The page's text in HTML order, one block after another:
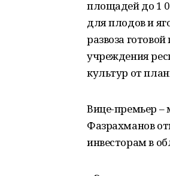
площадей до 1
для плодов и
развоза
учреждения
культур от
Вице-премьер –
Фазрахманов
инвесторам в